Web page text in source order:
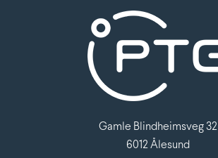
Gamle Blindheimsveg 32
6012 Ålesund